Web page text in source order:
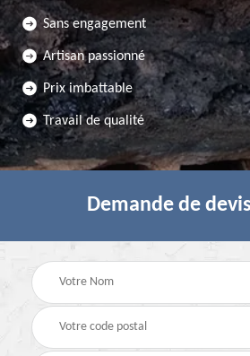
Sans engagement
Artisan passionné
Prix imbattable
Travail de qualité
Demande de